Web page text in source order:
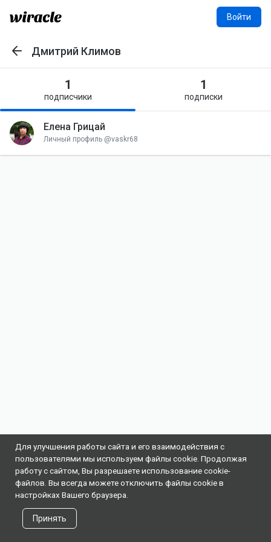
Войти
НазадДмитрий Климов
1
подписчики
1
подписки
ЕГ
Елена Грицай
Личный профиль @vaskr68
Для улучшения работы сайта и его взаимодействия с
пользователями мы используем файлы cookie. Продолжая
работу с сайтом, Вы разрешаете использование cookie-
файлов. Вы всегда можете отключить файлы cookie в
настройках Вашего браузера.
Принять